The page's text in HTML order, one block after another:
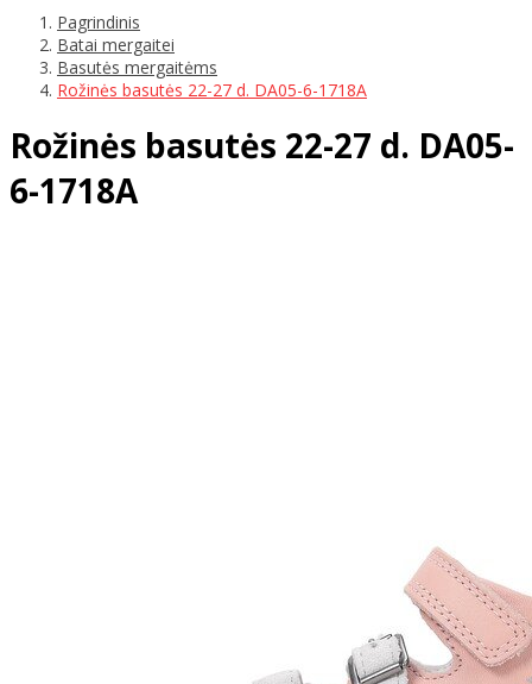
Pagrindinis
Batai mergaitei
Basutės mergaitėms
Rožinės basutės 22-27 d. DA05-6-1718A
Rožinės basutės 22-27 d. DA05-
6-1718A